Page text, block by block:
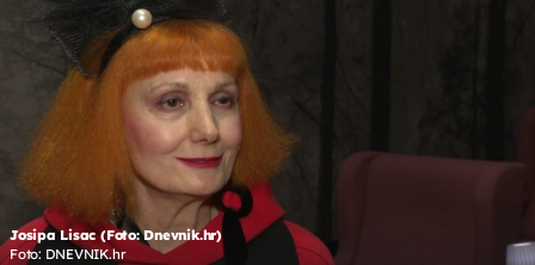
Josipa Lisac (Foto: Dnevnik.hr)
Foto: DNEVNIK.hr
OMOGUĆI OBAVIJESTI